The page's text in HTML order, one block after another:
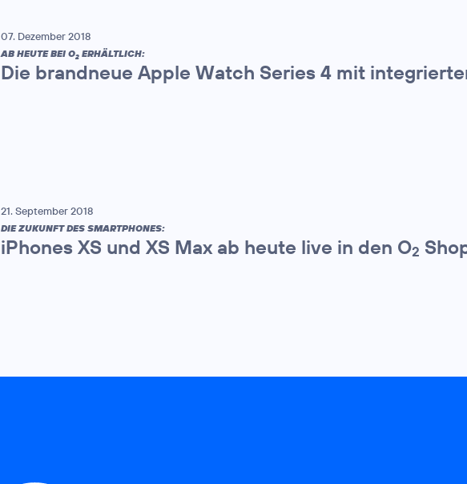
07. Dezember 2018
AB HEUTE BEI O2 ERHÄLTLICH:
Die brandneue Apple Watch Series 4 mit
21. September 2018
DIE ZUKUNFT DES SMARTPHONES:
iPhones XS und XS Max ab heute live in den O2